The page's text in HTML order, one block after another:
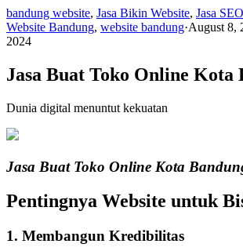
bandung website, Jasa Bikin Website, Jasa
Website Bandung, website bandung·August 8,
2024
Jasa Buat Toko Online Kota
Dunia digital menuntut kekuatan
Jasa Buat Toko Online Kota
Pentingnya Website untuk
1. Membangun Kredibilitas